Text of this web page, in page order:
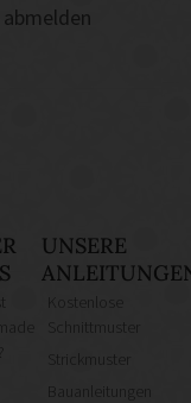
UNSERE
Kostenlose
Schnittmuster
Strickmuster
Bauanleitungen